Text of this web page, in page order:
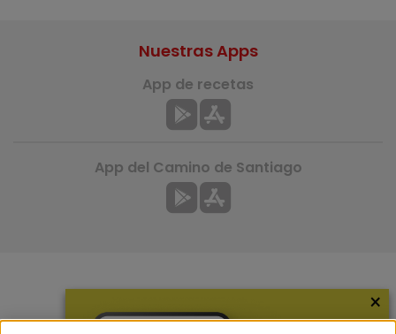
Nuestras Apps
App de recetas
App del Camino de Santiago
×